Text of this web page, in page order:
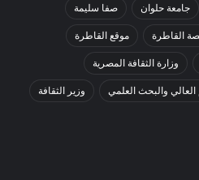
جامعة حلوان صفا سليمة
القاطرة موقع القاطرة
وزارة الثقافة المصرية
العالي والبحث العلمي وزير الثقافة